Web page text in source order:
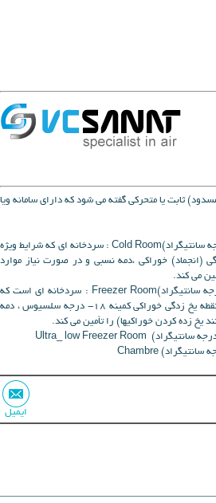
ثابت يا متحركي گفته مي شود كه داراي سامانه ويا
1. سردخانه بالای صفر (2 تا 10 درجه سانتیگراد)Cold Room : سردخانه اي كه شرايط ويژه
(انجماد) خوراكي ،دمه نسبي و در صورت نياز موارد
2. سردخانه زیر صفر (0 تا 30- درجه سانتیگراد)Freezer Room : سردخانه اي است كه
شرايط ويژه نگهداري مانند دماي زير نقطه يخ زدگي خوراكي كمينه 18- درجه سلسيوس ، دمه
يخ زده كردن خوراكيها) را تأمين مي كند.
ایمیل